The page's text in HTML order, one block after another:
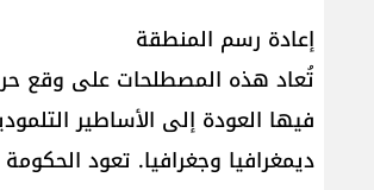
إعادة رسم المنطقة
تُعاد هذه المصطلحات على وقع
فيها العودة إلى الأساطير
ديمغرافيا وجغرافيا. تعود